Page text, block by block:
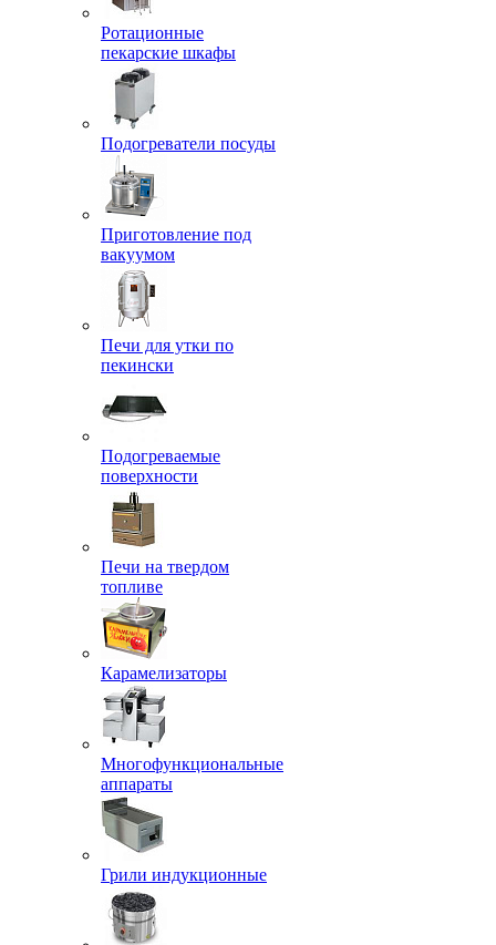
Ротационные
пекарские шкафы
Подогреватели посуды
Приготовление под
вакуумом
Печи для утки по
пекински
Подогреваемые
поверхности
Печи на твердом
топливе
Карамелизаторы
Многофункциональные
аппараты
Грили индукционные